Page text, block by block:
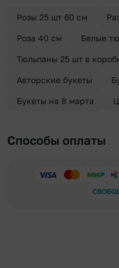
Розы 25 шт 60 см
Роза 40 см Белые
Тюльпаны 25 шт в
Авторские букеты
Букеты на 8 марта
Способы оплаты